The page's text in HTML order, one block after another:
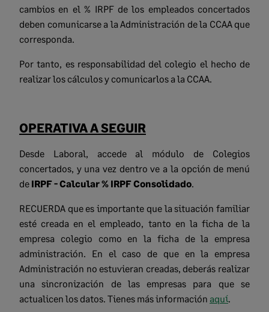
cambios en el % IRPF de los empleados concertados
deben comunicarse a la Administración de la CCAA que
corresponda.
Por tanto, es responsabilidad del colegio el hecho de
realizar los cálculos y comunicarlos a la CCAA.
OPERATIVA A SEGUIR
Desde Laboral, accede al módulo de Colegios
concertados, y una vez dentro ve a la opción de menú
de IRPF - Calcular % IRPF Consolidado.
RECUERDA que es importante que la situación familiar
esté creada en el empleado, tanto en la ficha de la
empresa colegio como en la ficha de la empresa
administración. En el caso de que en la empresa
Administración no estuvieran creadas, deberás realizar
una sincronización de las empresas para que se
actualicen los datos. Tienes más información aquí.